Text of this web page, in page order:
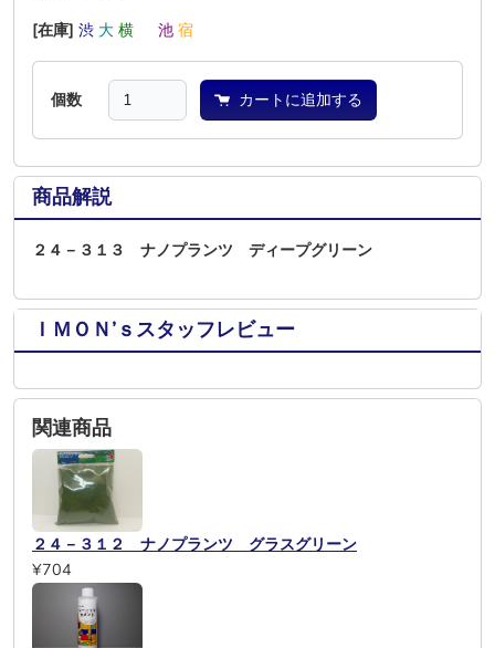
[在庫] 渋 大 横 池 宿
個数 カートに追加する
商品解説
２４－３１３ ナノプランツ ディープグリーン
ＩＭＯＮ’ｓスタッフレビュー
関連商品
２４－３１２ ナノプランツ グラスグリーン
¥704